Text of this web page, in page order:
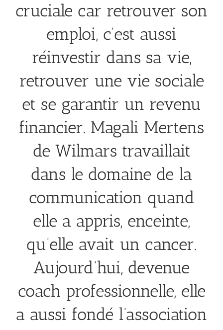
cruciale car retrouver son
emploi, c’est aussi
réinvestir dans sa vie,
retrouver une vie sociale
et se garantir un revenu
financier. Magali Mertens
de Wilmars travaillait
dans le domaine de la
communication quand
elle a appris, enceinte,
qu’elle avait un cancer.
Aujourd’hui, devenue
coach professionnelle, elle
a aussi fondé l’association